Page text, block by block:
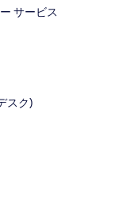
サービス
スク)